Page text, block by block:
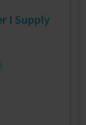
I Supply